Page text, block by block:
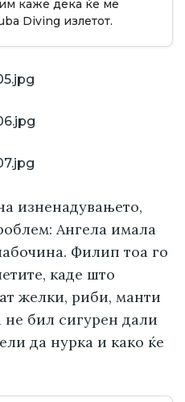
каже дека ќе ме
Diving излетот.
изненадувањето,
Ангела имала
Филип тоа го
каде што
желки, риби, манти
бил сигурен дали
да нурка и како ќе